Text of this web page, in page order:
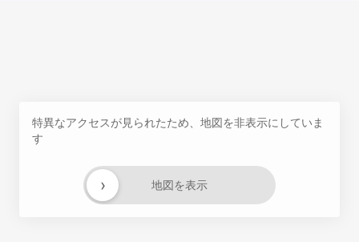
特異なアクセスが見られたため、地図を非表示にしていま
す
地図を表示
›